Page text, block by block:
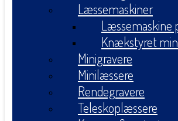
Læssemaskiner
Læssemaskine
Knækstyret
Minigravere
Minilæssere
Rendegravere
Teleskoplæssere